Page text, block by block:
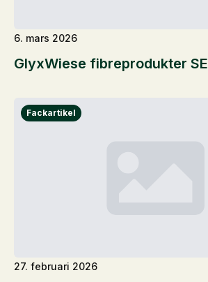
GlyxWiese fibreprodukter SE
6. mars 2026
27. februari 2026